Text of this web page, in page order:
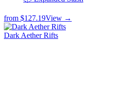
from $127.19View →
Dark Aether Rifts